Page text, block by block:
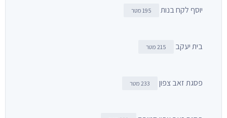
יוסף לקח בנות 195 מטר
בית יעקב 215 מטר
פסגת זאב צפון 233 מטר